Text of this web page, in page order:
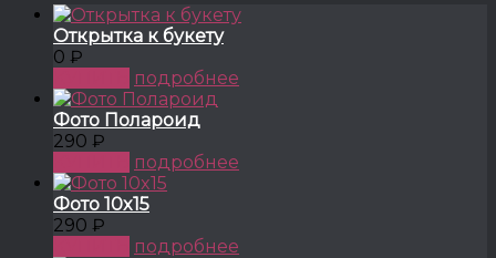
Открытка к букету
0 ₽
подробнее
Фото Полароид
290 ₽
подробнее
Фото 10x15
290 ₽
подробнее